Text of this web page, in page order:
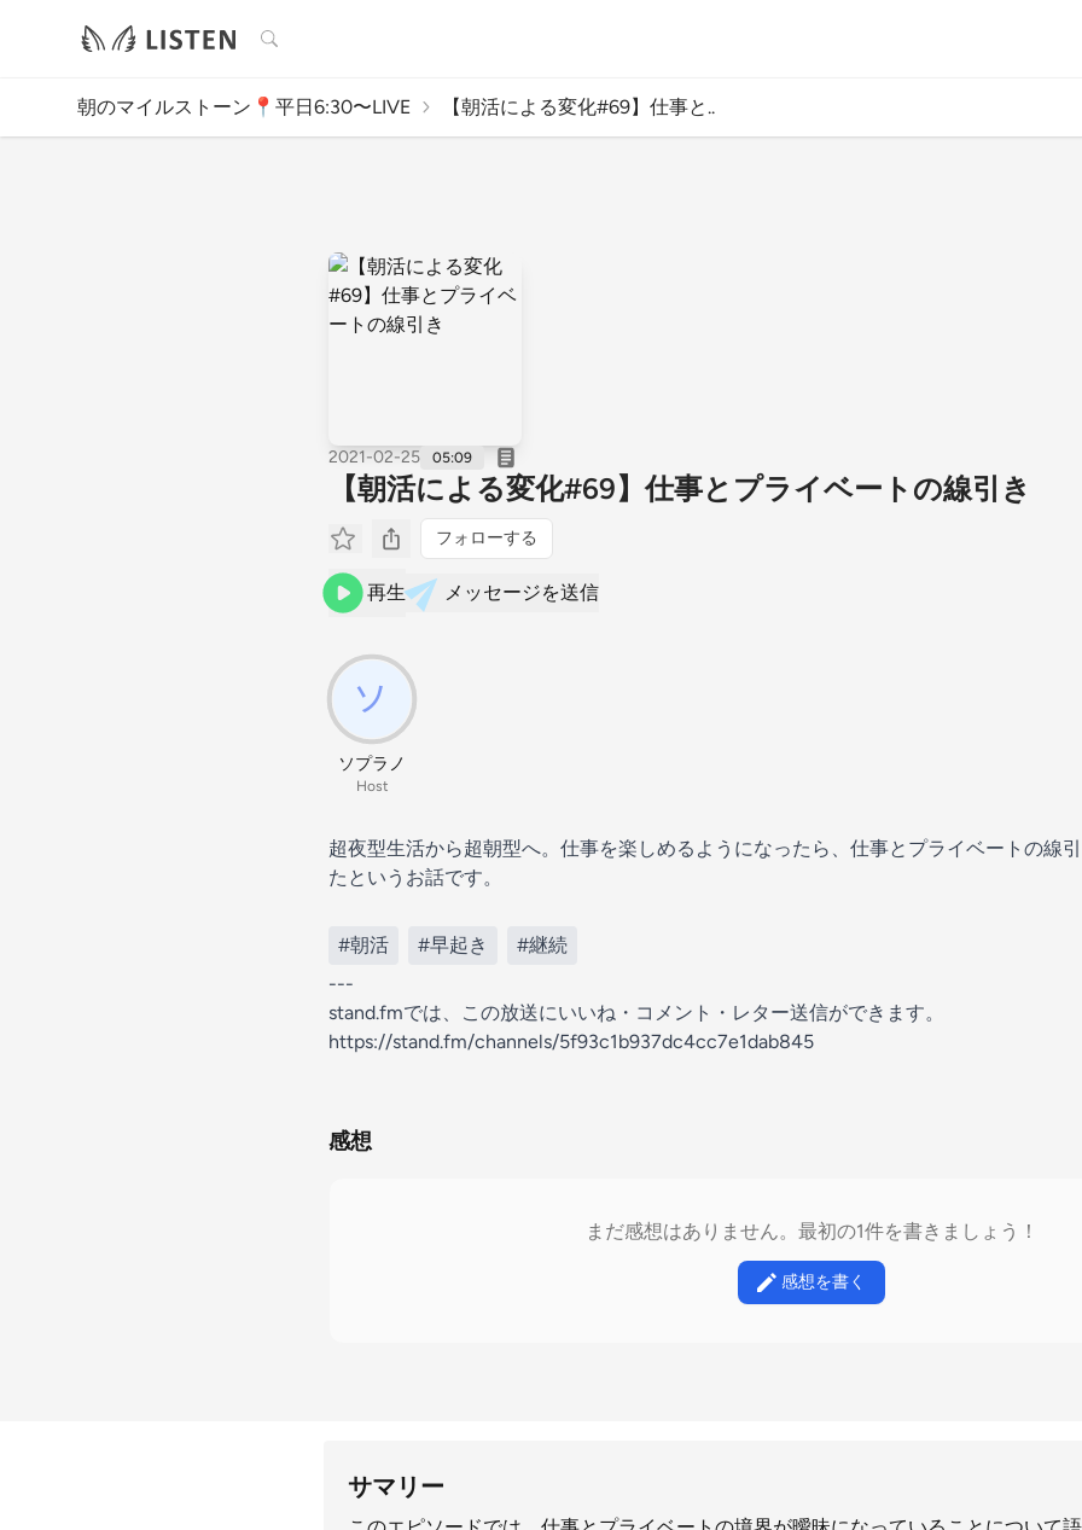
検索
朝のマイルストーン📍平日6:30〜LIVE 【朝活による変化#69】仕事と..
2021-02-25 05:09
【朝活による変化#69】仕事とプライベートの線引き
フォローする
再生 メッセージを送信
ソプラノ
Host
超夜型生活から超朝型へ。仕事を楽しめるようになったら、仕事とプライベートの線
たというお話です。
#朝活 #早起き
#継続
---
stand.fmでは、この放送にいいね・コメント・レター送信ができます。
https://stand.fm/channels/5f93c1b937dc4cc7e1dab845
感想
まだ感想はありません。最初の1件を書きましょう！
感想を書く
サマリー